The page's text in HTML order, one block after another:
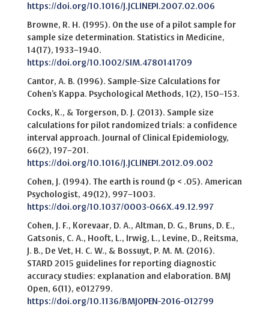
https://doi.org/10.1016/J.JCLINEPI.2007.02.006
Browne, R. H. (1995). On the use of a pilot sample for
sample size determination. Statistics in Medicine,
14(17), 1933–1940.
https://doi.org/10.1002/SIM.4780141709
Cantor, A. B. (1996). Sample-Size Calculations for
Cohen’s Kappa. Psychological Methods, 1(2), 150–153.
Cocks, K., & Torgerson, D. J. (2013). Sample size
calculations for pilot randomized trials: a confidence
interval approach. Journal of Clinical Epidemiology,
66(2), 197–201.
https://doi.org/10.1016/J.JCLINEPI.2012.09.002
Cohen, J. (1994). The earth is round (p < .05). American
Psychologist, 49(12), 997–1003.
https://doi.org/10.1037/0003-066X.49.12.997
Cohen, J. F., Korevaar, D. A., Altman, D. G., Bruns, D. E.,
Gatsonis, C. A., Hooft, L., Irwig, L., Levine, D., Reitsma,
J. B., De Vet, H. C. W., & Bossuyt, P. M. M. (2016).
STARD 2015 guidelines for reporting diagnostic
accuracy studies: explanation and elaboration. BMJ
Open, 6(11), e012799.
https://doi.org/10.1136/BMJOPEN-2016-012799